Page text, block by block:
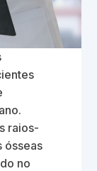
raios-
ósseas
no